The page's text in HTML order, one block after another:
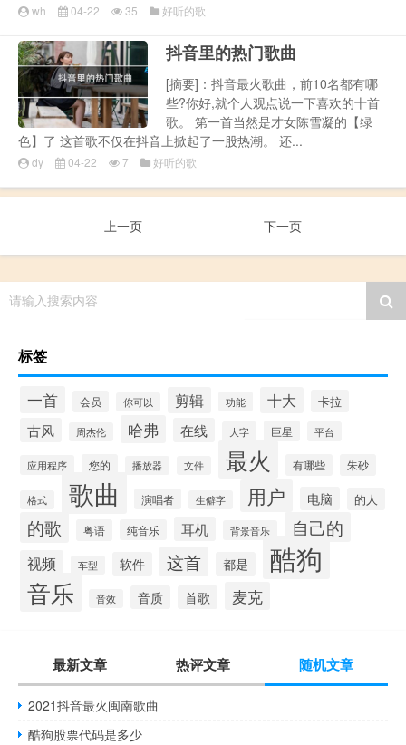
wh 04-22 35 好听的歌
抖音里的热门歌曲
[摘要]：抖音最火歌曲，前10名都有哪
些?你好,就个人观点说一下喜欢的十首
歌。 第一首当然是才女陈雪凝的【绿
色】了 这首歌不仅在抖音上掀起了一股热潮。 还...
dy 04-22 7 好听的歌
上一页 下一页
请输入搜索内容
标签
一首 会员 你可以 剪辑 功能 十大 卡拉
古风 周杰伦 哈弗 在线 大字 巨星 平台
应用程序 您的 播放器 文件 最火 有哪些 朱砂
格式 歌曲 演唱者 生僻字 用户 电脑 的人
的歌 粤语 纯音乐 耳机 背景音乐 自己的
视频 车型 软件 这首 都是 酷狗
音乐 音效 音质 首歌 麦克
最新文章 热评文章 随机文章
2021抖音最火闽南歌曲
酷狗股票代码是多少